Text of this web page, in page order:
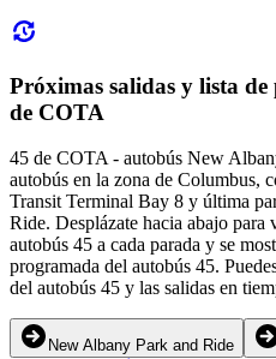
Próximas salidas y lista
de COTA
45 de COTA - autobús New
autobús en la zona de Columbus,
Transit Terminal Bay 8 y última
Ride. Desplázate hacia abajo para
autobús 45 a cada parada y se
programada del autobús 45.
del autobús 45 y las salidas en
New Albany Park and Ride